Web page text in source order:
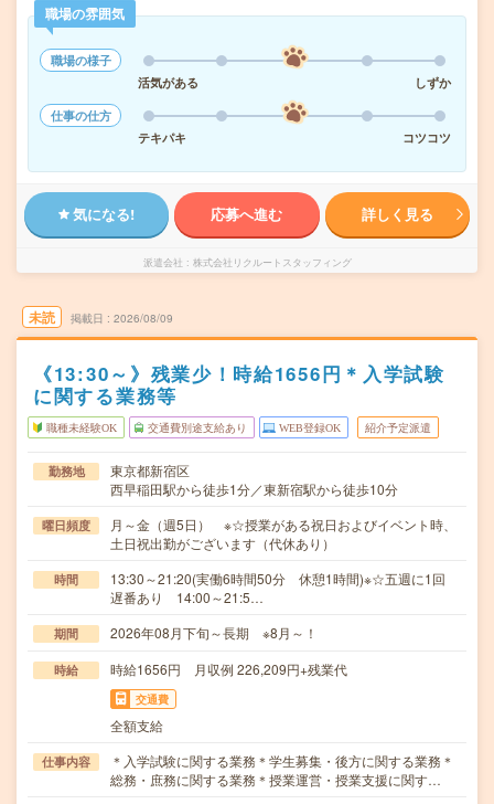
職場の雰囲気
職場の様子
活気がある
しずか
仕事の仕方
テキパキ
コツコツ
気になる! 応募へ進む 詳しく見る
派遣会社 株式会社リクルートスタッフィング
未読 掲載日 2026/08/09
《13:30～》残業少！時給1656円＊入学試験
に関する業務等
職種未経験OK 交通費別途支給あり WEB登録OK 紹介予定派遣
勤務地
東京都新宿区
西早稲田駅から徒歩1分／東新宿駅から徒歩10分
曜日頻度
月～金（週5日） ※☆授業がある祝日およびイベント時、
土日祝出勤がございます（代休あり）
時間
13:30～21:20(実働6時間50分 休憩1時間)※☆五週に1回
遅番あり 14:00～21:5…
期間 2026年08月下旬～長期 ※8月～！
時給 時給1656円 月収例 226,209円+残業代
交通費
全額支給
仕事内容
＊入学試験に関する業務＊学生募集・後方に関する業務＊
総務・庶務に関する業務＊授業運営・授業支援に関す…